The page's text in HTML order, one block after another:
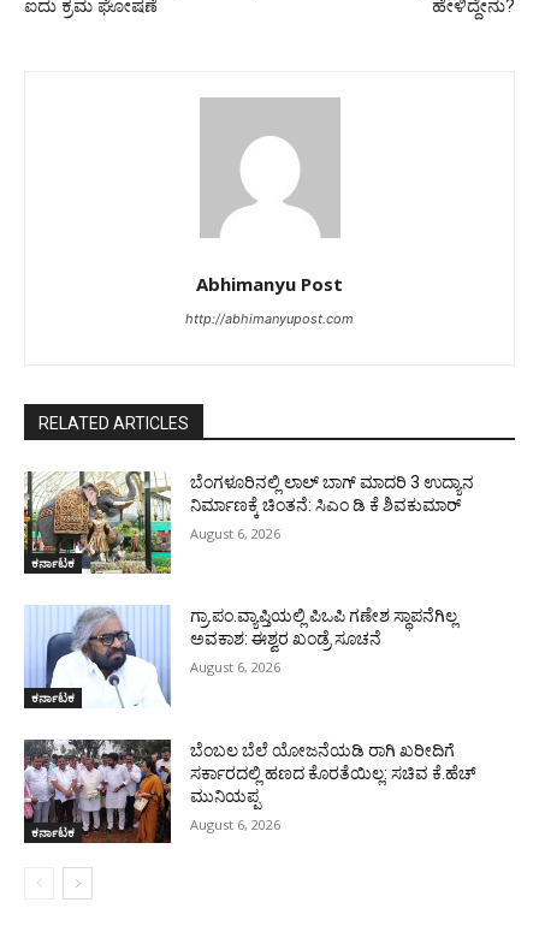
ಐದು ಕ್ರಮ ಘೋಷಣೆ
ಹೇಳಿದ್ದೇನು?
Abhimanyu Post
http://abhimanyupost.com
RELATED ARTICLES
ಕರ್ನಾಟಕ
ಬೆಂಗಳೂರಿನಲ್ಲಿ ಲಾಲ್ ಬಾಗ್ ಮಾದರಿ 3 ಉದ್ಯಾನ
ನಿರ್ಮಾಣಕ್ಕೆ ಚಿಂತನೆ: ಸಿಎಂ ಡಿ ಕೆ ಶಿವಕುಮಾರ್
August 6, 2026
ಕರ್ನಾಟಕ
ಗ್ರಾ.ಪಂ.ವ್ಯಾಪ್ತಿಯಲ್ಲಿ ಪಿಒಪಿ ಗಣೇಶ ಸ್ಥಾಪನೆಗಿಲ್ಲ
ಅವಕಾಶ: ಈಶ್ವರ ಖಂಡ್ರೆ ಸೂಚನೆ
August 6, 2026
ಕರ್ನಾಟಕ
ಬೆಂಬಲ ಬೆಲೆ ಯೋಜನೆಯಡಿ ರಾಗಿ ಖರೀದಿಗೆ
ಸರ್ಕಾರದಲ್ಲಿ ಹಣದ ಕೊರತೆಯಿಲ್ಲ: ಸಚಿವ ಕೆ.ಹೆಚ್
ಮುನಿಯಪ್ಪ
August 6, 2026